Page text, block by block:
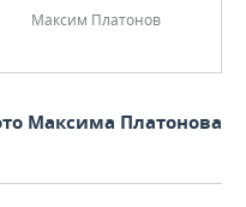
Максим Платонов
Максима Платонова